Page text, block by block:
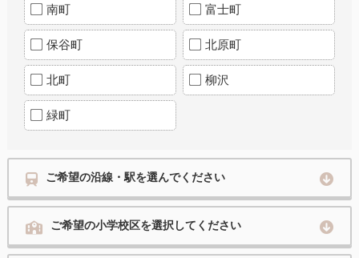
南町 富士町
保谷町 北原町
北町 柳沢
緑町
ご希望の沿線・駅を選んでください
ご希望の小学校区を選択してください